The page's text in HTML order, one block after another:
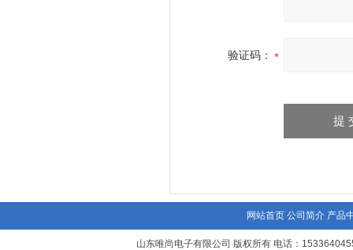
验证码：
网站首页 公司简介 产品
山东唯尚电子有限公司 版权所有 电话：